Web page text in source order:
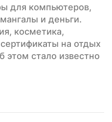
для компьютеров,
и деньги.
косметика,
на отдых
этом стало известно